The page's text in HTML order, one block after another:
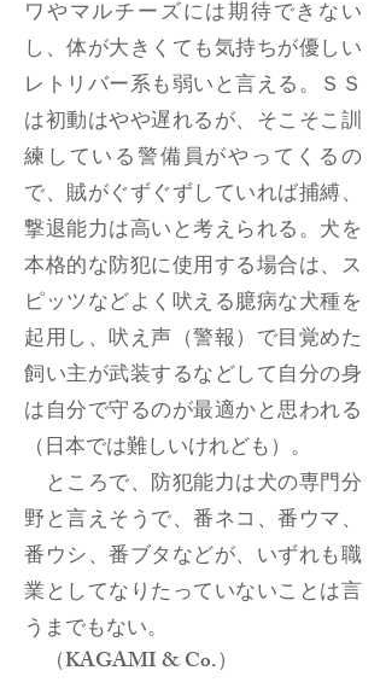
ワやマルチーズには期待できない
し、体が大きくても気持ちが優しい
レトリバー系も弱いと言える。ＳＳ
は初動はやや遅れるが、そこそこ訓
練している警備員がやってくるの
で、賊がぐずぐずしていれば捕縛、
撃退能力は高いと考えられる。犬を
本格的な防犯に使用する場合は、ス
ピッツなどよく吠える臆病な犬種を
起用し、吠え声（警報）で目覚めた
飼い主が武装するなどして自分の身
は自分で守るのが最適かと思われる
（日本では難しいけれども）。
ところで、防犯能力は犬の専門分
野と言えそうで、番ネコ、番ウマ、
番ウシ、番ブタなどが、いずれも職
業としてなりたっていないことは言
うまでもない。
（KAGAMI & Co.）